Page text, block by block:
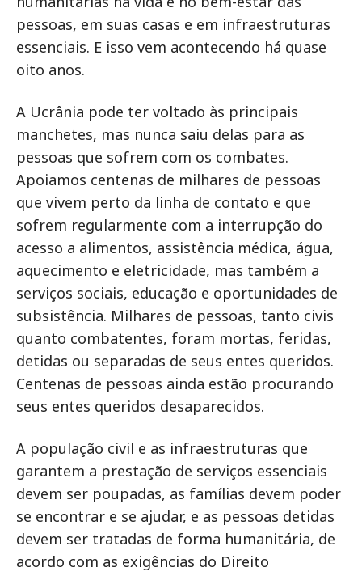
pessoas, em suas casas e em infraestruturas
essenciais. E isso vem acontecendo há quase
oito anos.
A Ucrânia pode ter voltado às principais
manchetes, mas nunca saiu delas para as
pessoas que sofrem com os combates.
Apoiamos centenas de milhares de pessoas
que vivem perto da linha de contato e que
sofrem regularmente com a interrupção do
acesso a alimentos, assistência médica, água,
aquecimento e eletricidade, mas também a
serviços sociais, educação e oportunidades de
subsistência. Milhares de pessoas, tanto civis
quanto combatentes, foram mortas, feridas,
detidas ou separadas de seus entes queridos.
Centenas de pessoas ainda estão procurando
seus entes queridos desaparecidos.
A população civil e as infraestruturas que
garantem a prestação de serviços essenciais
devem ser poupadas, as famílias devem poder
se encontrar e se ajudar, e as pessoas detidas
devem ser tratadas de forma humanitária, de
acordo com as exigências do Direito